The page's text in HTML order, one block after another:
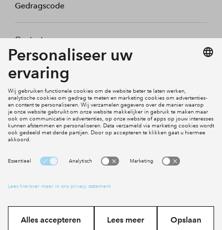
Gedragscode
Contact
Mijn profiel
Social Media
Cookies
Privacy statement